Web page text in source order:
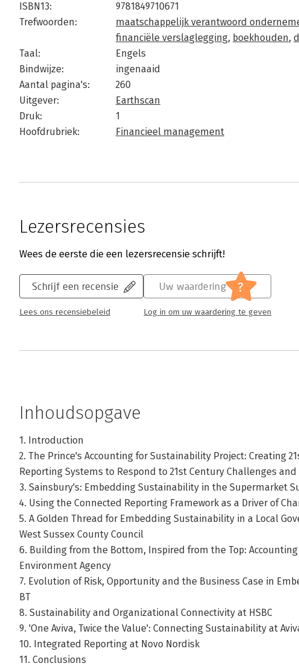
ISBN13:
9781849710671
Trefwoorden:
maatschappelijk verantwoord
financiële verslaglegging, boekhouden,
Taal:
Engels
Bindwijze:
ingenaaid
Aantal pagina's:
260
Uitgever:
Earthscan
Druk:
1
Hoofdrubriek:
Financieel management
Lezersrecensies
Wees de eerste die een lezersrecensie schrijft!
Schrijf een recensie
Lees ons recensiebeleid
Uw waardering ?
Log in om uw waardering te geven
Inhoudsopgave
1. Introduction
2. The Prince's Accounting for Sustainability Project: Creating
Reporting Systems to Respond to 21st Century Challenges
3. Sainsbury's: Embedding Sustainability in the Supermarket
4. Using the Connected Reporting Framework as a Driver of
5. A Golden Thread for Embedding Sustainability in a Local
West Sussex County Council
6. Building from the Bottom, Inspired from the Top:
Environment Agency
7. Evolution of Risk, Opportunity and the Business Case in
BT
8. Sustainability and Organizational Connectivity at HSBC
9. 'One Aviva, Twice the Value': Connecting Sustainability at
10. Integrated Reporting at Novo Nordisk
11. Conclusions